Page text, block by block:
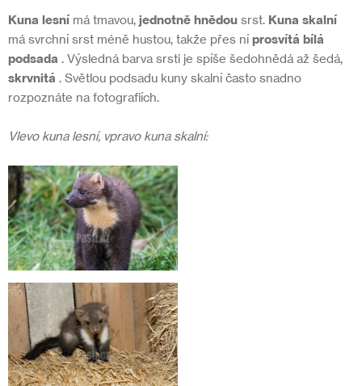
Kuna lesnímá tmavou, jednotně hnědou srst. Kuna skalní
má svrchní srst méně hustou, takže přes níprosvítá bílá
podsada . Výsledná barva srsti je spíše šedohnědá až šedá,
skrvnitá . Světlou podsadu kuny skalní často snadno
rozpoznáte na fotografiích.
Vlevo kuna lesní, vpravo kuna skalní: